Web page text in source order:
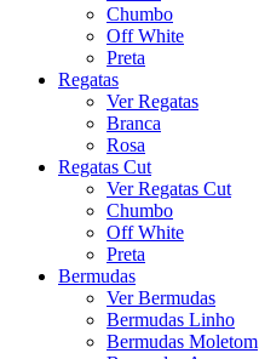
Chumbo
Off White
Preta
Regatas
Ver Regatas
Branca
Rosa
Regatas Cut
Ver Regatas Cut
Chumbo
Off White
Preta
Bermudas
Ver Bermudas
Bermudas Linho
Bermudas Moletom